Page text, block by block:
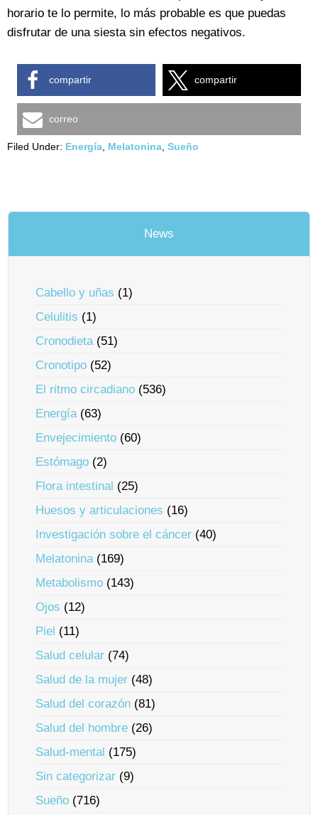
horario te lo permite, lo más probable es que puedas
disfrutar de una siesta sin efectos negativos.
compartir compartir
correo
Filed Under: Energía Melatonina Sueño
News
Cabello y uñas (1)
Celulitis (1)
Cronodieta(51)
Cronotipo (52)
El ritmo circadiano (536)
Energía(63)
Envejecimiento (60)
Estómago (2)
Flora intestinal (25)
Huesos y articulaciones (16)
Investigación sobre el cáncer (40)
Melatonina(169)
Metabolismo (143)
Ojos (12)
Piel (11)
Salud celular (74)
Salud de la mujer (48)
Salud del corazón (81)
Salud del hombre (26)
Salud-mental (175)
Sin categorizar (9)
Sueño (716)